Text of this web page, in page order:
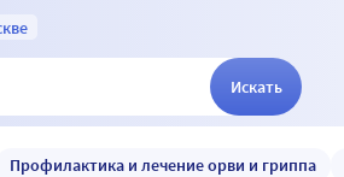
Искать
Профилактика и лечение орви и гриппа